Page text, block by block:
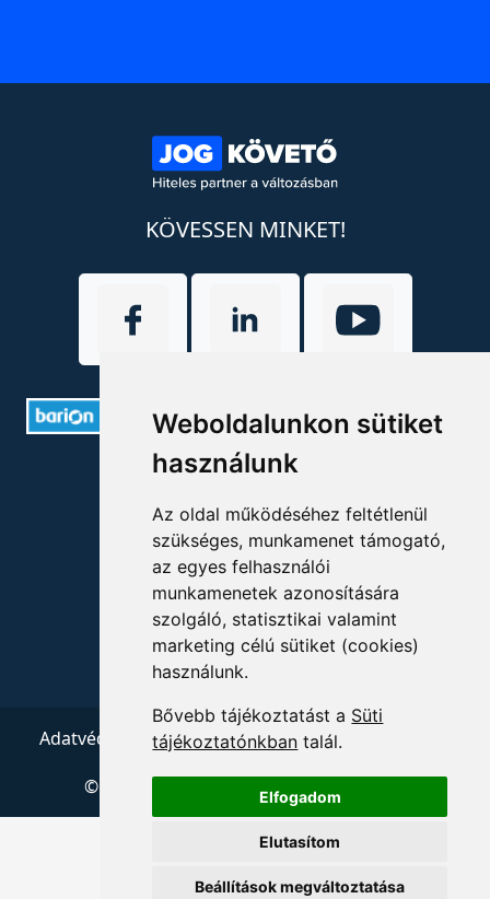
Weboldalunkon sütiket
használunk
Az oldal működéséhez feltétlenül
szükséges, munkamenet támogató,
az egyes felhasználói
munkamenetek azonosítására
szolgáló, statisztikai valamint
marketing célú sütiket (cookies)
használunk.
Bővebb tájékoztatást a Süti
tájékoztatónkban talál.
Elfogadom
Elutasítom
Beállítások megváltoztatása
KÖVESSEN MINKET!
ELÉRHETŐSÉGEK
+36 1 880 7600
info@mprx.hu
Adatvédelem ÁSZF Impresszum
© 2026 Copyright:
Menedzserpraxis.hu